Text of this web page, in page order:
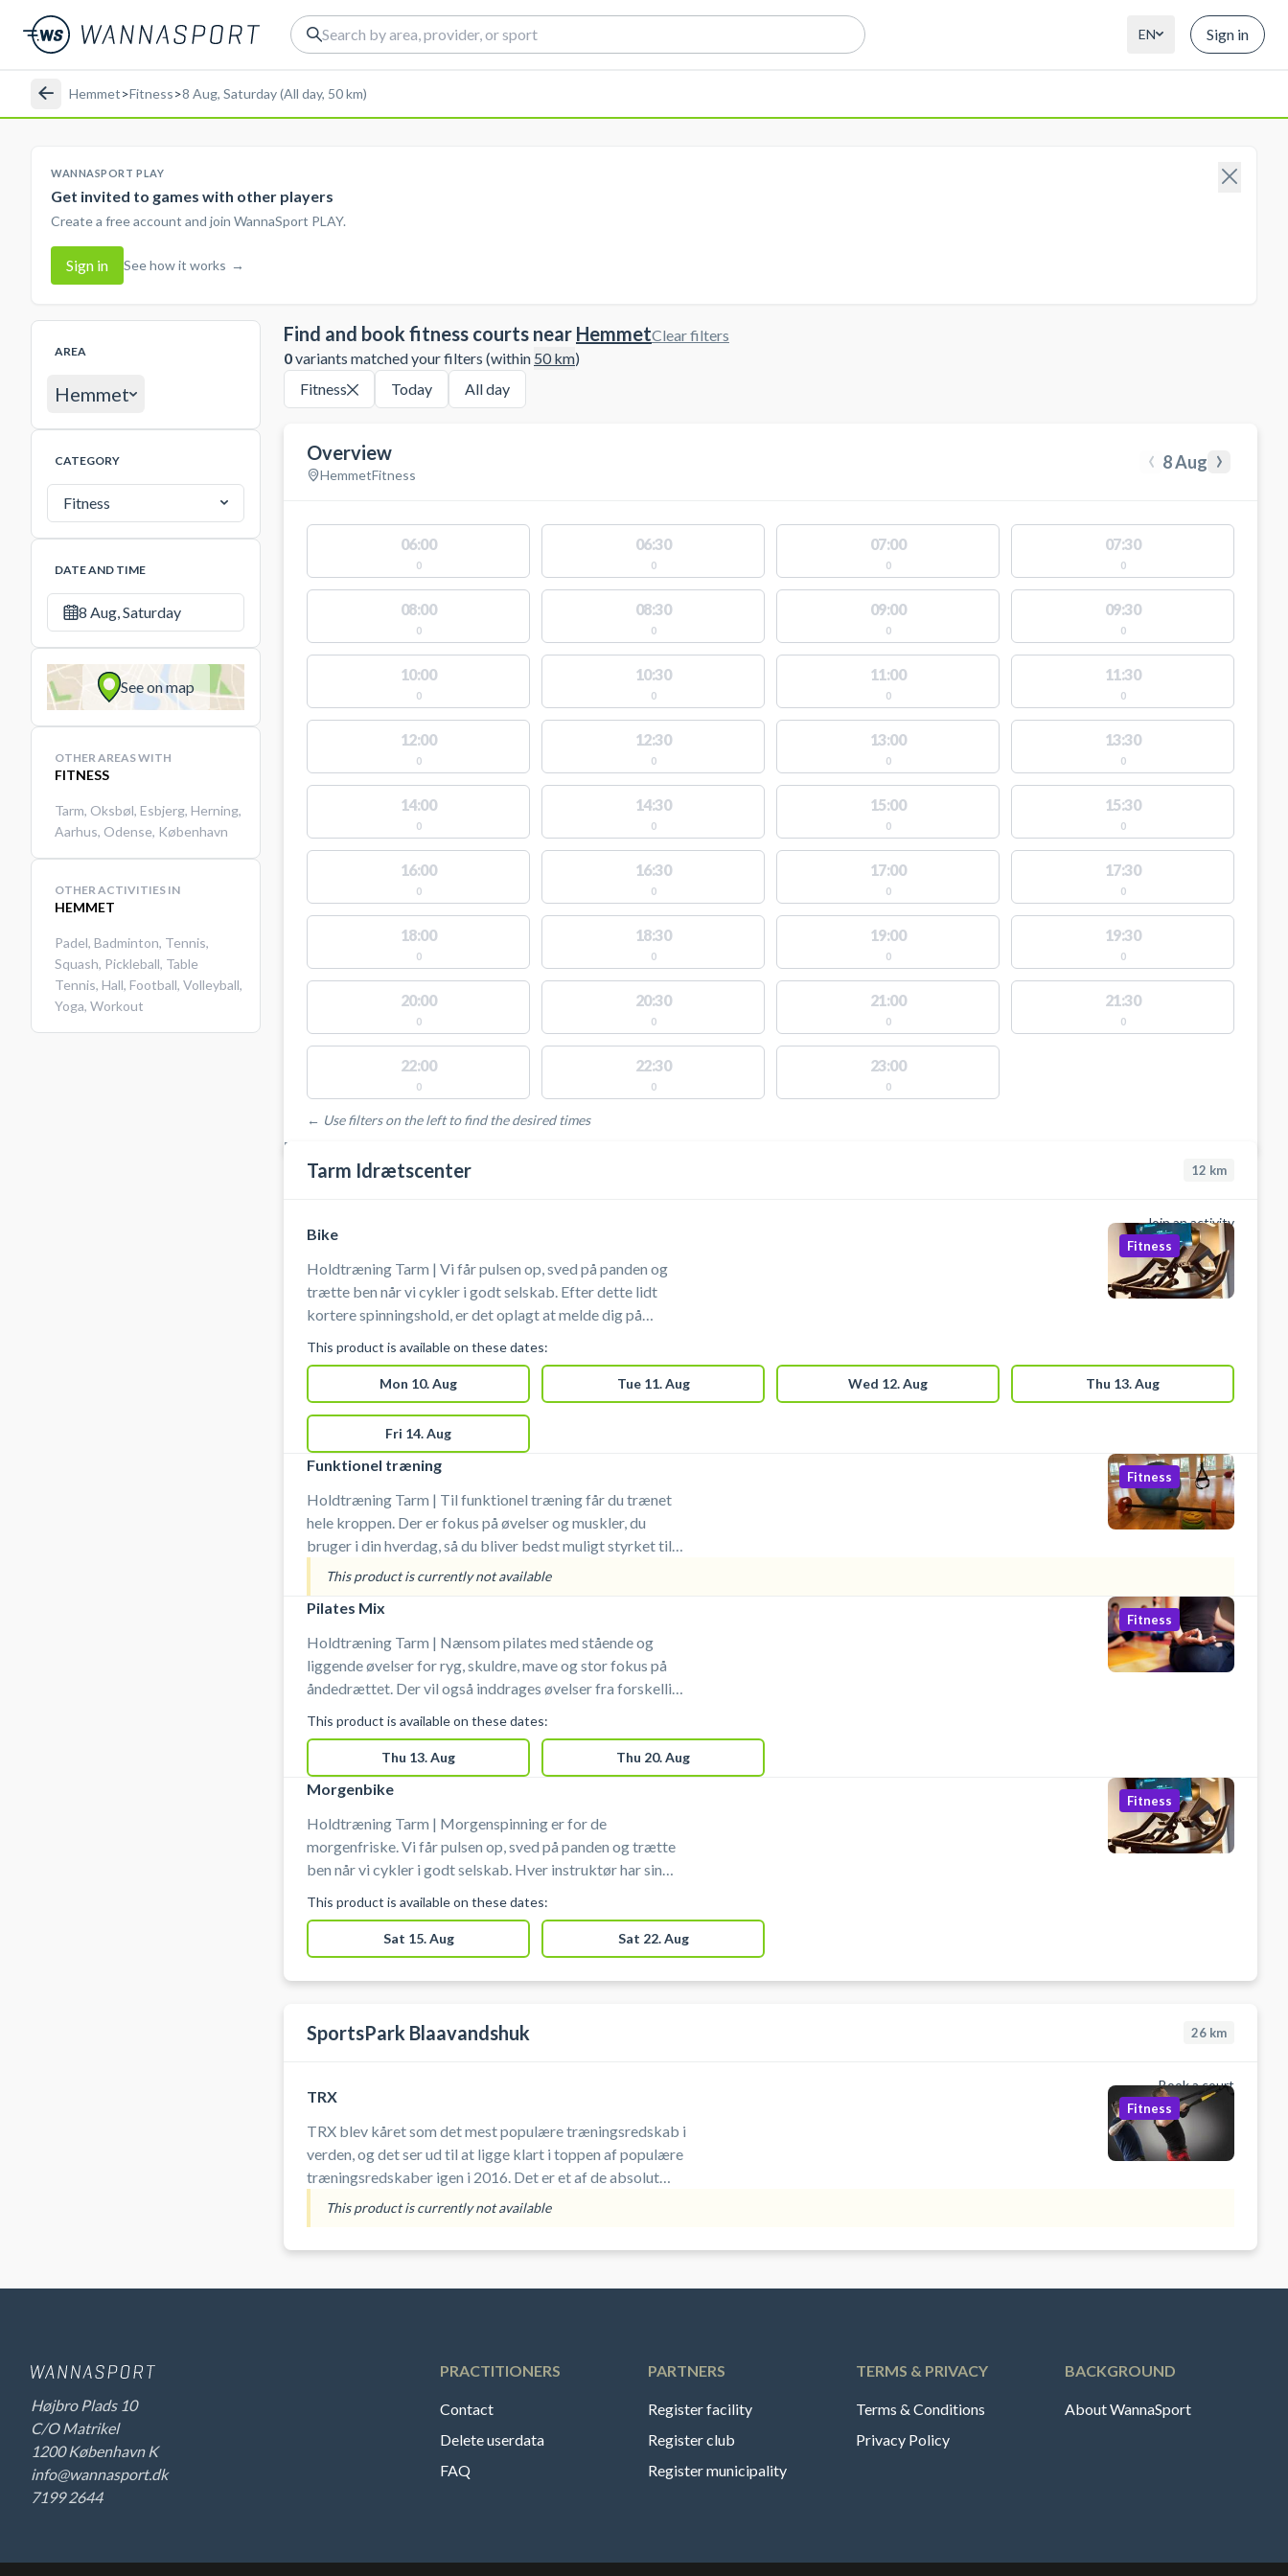
EN Sign in
Hemmet>Fitness>8 Aug, Saturday (All day, 50 km)
WANNASPORT PLAY
Get invited to games with other players
Create a free account and join WannaSport PLAY.
Sign in See how it works →
AREA
Hemmet
CATEGORY
Fitness
DATE AND TIME
8 Aug, Saturday
See on map
OTHER AREAS WITH
FITNESS
Tarm, Oksbøl, Esbjerg, Herning,
Aarhus, Odense, København
OTHER ACTIVITIES IN
HEMMET
Padel, Badminton, Tennis,
Squash, Pickleball, Table
Tennis, Hall, Football, Volleyball,
Yoga, Workout
Find and book fitness courts near Hemmet
0variants matched your filters (within 50km)
Clear filters
Fitness Today All day
Overview
HemmetFitness ‹ 8 Aug ›
06:00
0
06:30
0
07:00
0
07:30
0
08:00
0
08:30
0
09:00
0
09:30
0
10:00
0
10:30
0
11:00
0
11:30
0
12:00
0
12:30
0
13:00
0
13:30
0
14:00
0
14:30
0
15:00
0
15:30
0
16:00
0
16:30
0
17:00
0
17:30
0
18:00
0
18:30
0
19:00
0
19:30
0
20:00
0
20:30
0
21:00
0
21:30
0
22:00
0
22:30
0
23:00
0
← Use filters on the left to find the desired times
FACILITIES WITH AVAILABLE ACTIVITIES
Tarm Idrætscenter 12 km
Join an activity
Bike
Holdtræning Tarm | Vi får pulsen op, sved på panden og
trætte ben når vi cykler i godt selskab. Efter dette lidt
kortere spinningshold, er det oplagt at melde dig på
træning af hele kroppen og med både puls og styrke!
Fitness
This product is available on these dates:
Mon 10. Aug Tue 11. Aug Wed 12. Aug Thu 13. Aug
Fri 14. Aug
Funktionel træning
Holdtræning Tarm | Til funktionel træning får du trænet
hele kroppen. Der er fokus på øvelser og muskler, du
bruger i din hverdag, så du bliver bedst muligt styrket til
dine hverdagsaktiviteter. Øvelserne foregår med vægte,
hvor du selv styrer belastning, samt med varierende andre
redskaber. Du skal henvende dig til instruktøren ved
holdstart.
Fitness
This product is currently not available
Pilates Mix
Holdtræning Tarm | Nænsom pilates med stående og
liggende øvelser for ryg, skuldre, mave og stor fokus på
åndedrættet. Der vil også inddrages øvelser fra forskellige
roligt tempo og ikke for svært, så alle kan være med. I
lokalet er alle de redskaber, du skal bruge - men du er
selvfølgelig også velkommen til medbringe selv.
Fitness
This product is available on these dates:
Thu 13. Aug Thu 20. Aug
Morgenbike
Holdtræning Tarm | Morgenspinning er for de
morgenfriske. Vi får pulsen op, sved på panden og trætte
ben når vi cykler i godt selskab. Hver instruktør har sin
puls så alle kan være med. Du kan låne spinningssko i
centeret og på din smartphone kan du downloade appen
Body Bike Indoor Cycling, som taler sammen med
bikecyklerne. Her indtaster du dine personlige oplysninger,
Fitness
This product is available on these dates:
Sat 15. Aug Sat 22. Aug
SportsPark Blaavandshuk 26 km
Book a court
TRX
TRX blev kåret som det mest populære træningsredskab i
verden, og det ser ud til at ligge klart i toppen af populære
træningsredskaber igen i 2016. Det er et af de absolut
bedste træningsformer, du ka
Fitness
This product is currently not available
Højbro Plads 10
C/O Matrikel
1200 København K
info@wannasport.dk
7199 2644
PRACTITIONERS
Contact
Delete userdata
FAQ
PARTNERS
Register facility
Register club
Register municipality
TERMS & PRIVACY
Terms & Conditions
Privacy Policy
BACKGROUND
About WannaSport